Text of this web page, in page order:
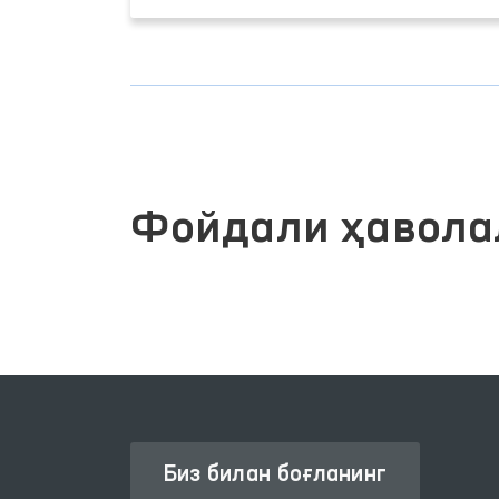
Фойдали
Биз билан боғланинг